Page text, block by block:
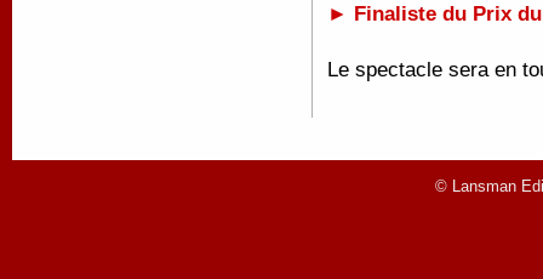
► Finaliste du Prix du
Le spectacle sera en
© Lansman